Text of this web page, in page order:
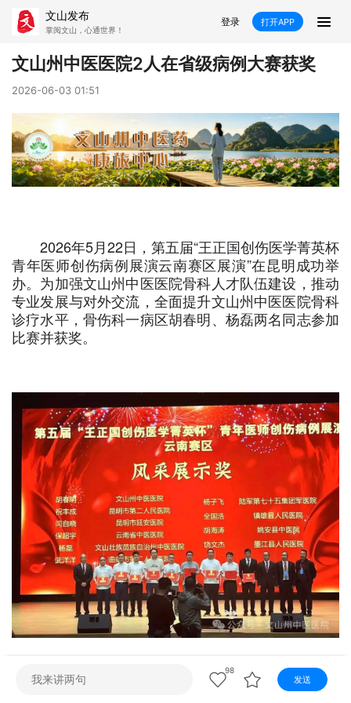
文山发布
掌阅文山，心通世界！
登录 打开APP
新闻
飞卡阅读
媒体看文山 直播 时事 专题
康养 社会 科教 经济
文山市 砚山县 西畴县 麻栗坡县
马关县 丘北县 广南县 富宁县
壮语节目 苗语节目 瑶语节目
文山州中医医院2人在省级病例大赛获奖
2026-06-03 01:51
2026年5月22日，第五届“王正国创伤医学菁英杯
青年医师创伤病例展演云南赛区展演”在昆明成功举
办。为加强文山州中医医院骨科人才队伍建设，推动
专业发展与对外交流，全面提升文山州中医医院骨科
诊疗水平，骨伤科一病区胡春明、杨磊两名同志参加
比赛并获奖。
本次大赛汇聚全省各级医疗机构优秀青年医师同
98
发送